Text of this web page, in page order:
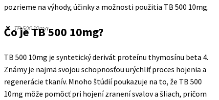
TB 500 10mg
pozrieme na výhody, účinky a možnosti použitia TB 500 10mg.
Čo je TB 500 10mg?
TB 500 10mg je syntetický derivát proteínu thymosínu beta 4.
Známy je najmä svojou schopnosťou urýchliť proces hojenia a
regenerácie tkanív. Mnoho štúdií poukazuje na to, že TB 500
10mg môže pomôcť pri hojení zranení svalov a šliach, pričom